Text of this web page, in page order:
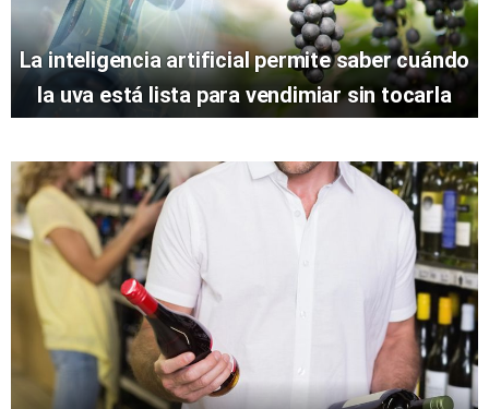
La inteligencia artificial permite saber cuándo
la uva está lista para vendimiar sin tocarla